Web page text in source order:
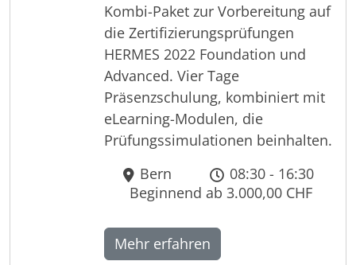
Kombi-Paket zur Vorbereitung auf
die Zertifizierungsprüfungen
HERMES 2022 Foundation und
Advanced. Vier Tage
Präsenzschulung, kombiniert mit
eLearning-Modulen, die
Prüfungssimulationen beinhalten.
Bern
08:30 - 16:30
Beginnend ab 3.000,00 CHF
Mehr erfahren